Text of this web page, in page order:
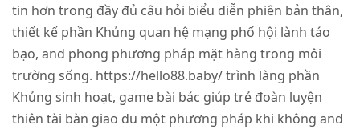
tin hơn trong đầy đủ câu hỏi biểu diễn phiên bản thân,
thiết kế phần Khủng quan hệ mạng phố hội lành táo
bạo, and phong phương pháp mặt hàng trong môi
trường sống. https://hello88.baby/ trình làng phần
Khủng sinh hoạt, game bài bác giúp trẻ đoàn luyện
thiên tài bàn giao du một phương pháp khi không and